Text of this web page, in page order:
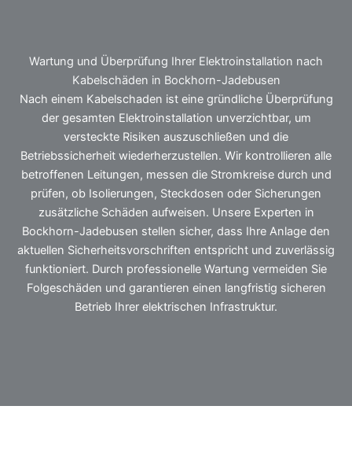
Wartung und Überprüfung Ihrer Elektroinstallation nach
Kabelschäden in Bockhorn-Jadebusen
Nach einem Kabelschaden ist eine gründliche Überprüfung
der gesamten Elektroinstallation unverzichtbar, um
versteckte Risiken auszuschließen und die
Betriebssicherheit wiederherzustellen. Wir kontrollieren alle
betroffenen Leitungen, messen die Stromkreise durch und
prüfen, ob Isolierungen, Steckdosen oder Sicherungen
zusätzliche Schäden aufweisen. Unsere Experten in
Bockhorn-Jadebusen stellen sicher, dass Ihre Anlage den
aktuellen Sicherheitsvorschriften entspricht und zuverlässig
funktioniert. Durch professionelle Wartung vermeiden Sie
Folgeschäden und garantieren einen langfristig sicheren
Betrieb Ihrer elektrischen Infrastruktur.